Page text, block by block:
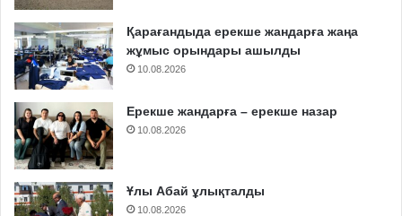
Қарағандыда ерекше жандарға жаңа
жұмыс орындары ашылды
10.08.2026
Ерекше жандарға – ерекше назар
10.08.2026
Ұлы Абай ұлықталды
10.08.2026